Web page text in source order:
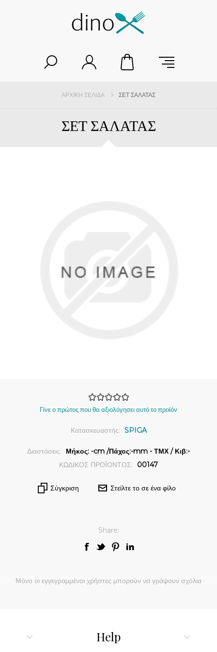
ΑΡΧΙΚΉ ΣΕΛΊΔΑ ΣΕΤ ΣΑΛΑΤΑΣ
ΣΕΤ ΣΑΛΑΤΑΣ
Γίνε ο πρώτος που θα αξιολόγησει αυτό το προϊόν
Κατασκευαστής: SPIGA
Διαστάσεις:
Μήκος: -cm /Πάχος:-mm - ΤΜΧ / Κιβ:-
ΚΩΔΙΚΟΣ ΠΡΟΪΟΝΤΟΣ:
00147
Σύγκριση Στείλτε το σε ένα φίλο
Share:
Μόνο οι εγγεγραμμένοι χρήστες μπορούν να γράψουν σχόλια
Help